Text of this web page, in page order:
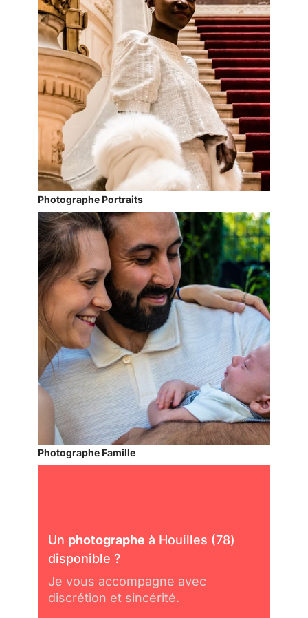
Photographe Portraits
Photographe Famille
Un photographe à Houilles (78)
disponible ?
Je vous accompagne avec
discrétion et sincérité.